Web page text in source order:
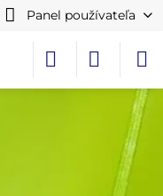
Panel používateľa